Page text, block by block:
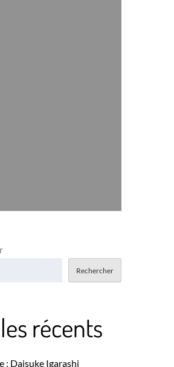
Rechercher
récents
: Daisuke Igarashi